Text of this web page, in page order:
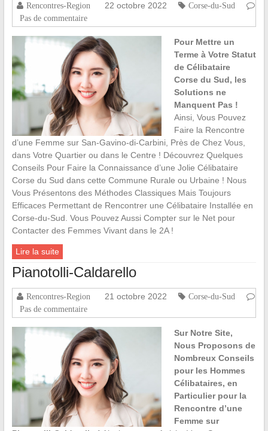
Rencontres-Region 22 octobre 2022
Corse-du-Sud
Pas de commentaire
Pour Mettre un
Terme à Votre Statut
de Célibataire
Corse du Sud, les
Solutions ne
Manquent Pas !
Ainsi, Vous Pouvez
Faire la Rencontre
d’une Femme sur San-Gavino-di-Carbini, Près de Chez Vous,
dans Votre Quartier ou dans le Centre ! Découvrez Quelques
Conseils Pour Faire la Connaissance d’une Jolie Célibataire
Corse du Sud dans cette Commune Rurale ou Urbaine ! Nous
Vous Présentons des Méthodes Classiques Mais Toujours
Efficaces Permettant de Rencontrer une Célibataire Installée en
Corse-du-Sud. Vous Pouvez Aussi Compter sur le Net pour
Contacter des Femmes Vivant dans le 2A !
Lire la suite
Pianotolli-Caldarello
Rencontres-Region 21 octobre 2022
Corse-du-Sud
Pas de commentaire
Sur Notre Site,
Nous Proposons de
Nombreux Conseils
pour les Hommes
Célibataires, en
Particulier pour la
Rencontre d’une
Femme sur